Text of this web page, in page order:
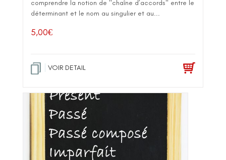
comprendre la notion de "chaîne d’accords" entre le
déterminant et le nom au singulier et au...
5,00€
VOIR DETAIL